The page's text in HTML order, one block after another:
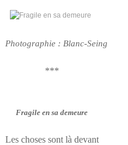
Photographie : Blanc-Seing
***
Fragile en sa demeure
Les choses sont là devant